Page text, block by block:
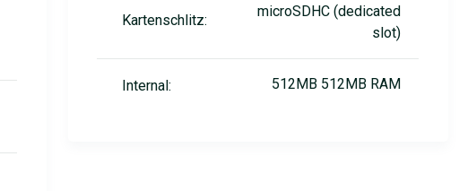
Kartenschlitz:
microSDHC (dedicated
slot)
Internal: 512MB 512MB RAM